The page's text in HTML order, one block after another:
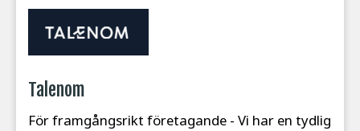
Talenom
För framgångsrikt företagande - Vi har en tydlig